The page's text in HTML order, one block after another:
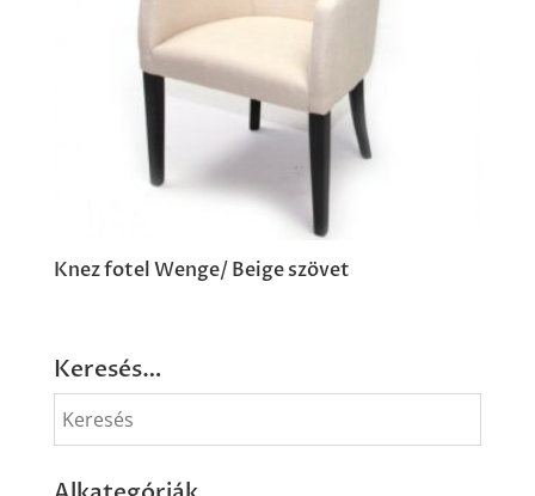
Knez fotel Wenge/ Beige szövet
Keresés…